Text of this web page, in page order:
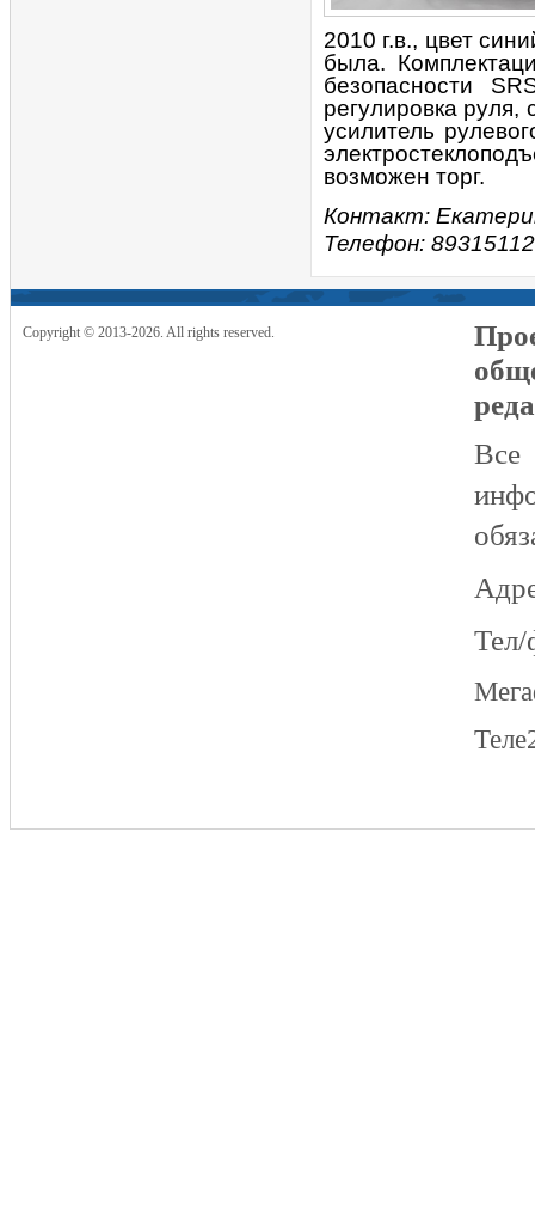
2010 г.в., цвет
была.
безопасности
регулировка руля,
усилитель
возможен торг.
Контакт:
Телефон:
Copyright © 2013-2026. All rights reserved.